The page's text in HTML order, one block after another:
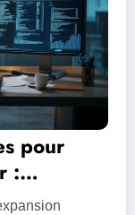
pour
:
type